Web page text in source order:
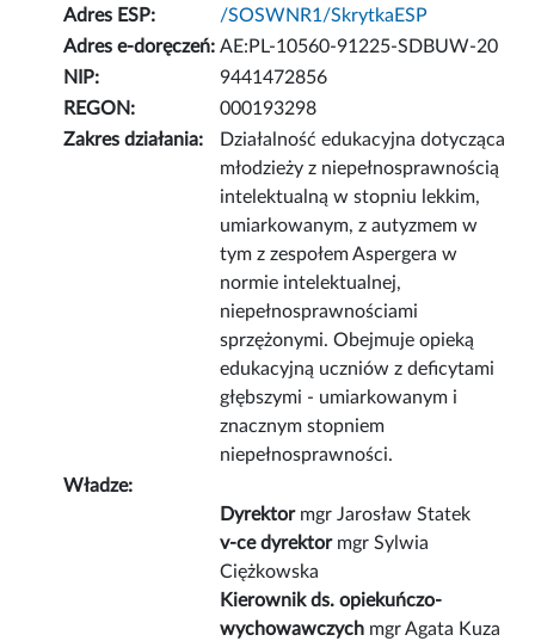
Adres ESP:
/SOSWNR1/SkrytkaESP
Adres e-doręczeń: AE:PL-10560-91225-SDBUW-20
NIP:
9441472856
REGON:
000193298
Zakres działania:
Działalność edukacyjna dotycząca
młodzieży z niepełnosprawnością
intelektualną w stopniu lekkim,
umiarkowanym, z autyzmem w
tym z zespołem Aspergera w
normie intelektualnej,
niepełnosprawnościami
sprzężonymi. Obejmuje opieką
edukacyjną uczniów z deficytami
głębszymi - umiarkowanym i
znacznym stopniem
niepełnosprawności.
Władze:
Dyrektormgr Jarosław Statek
v-ce dyrektormgr Sylwia
Ciężkowska
Kierownik ds. opiekuńczo-
wychowawczych mgr Agata Kuza